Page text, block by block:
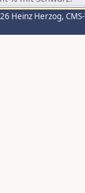
Heinz Herzog,